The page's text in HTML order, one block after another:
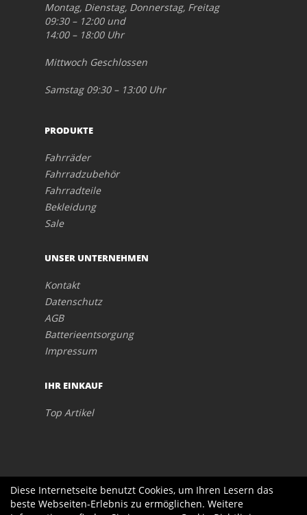
Montag, Dienstag, Donnerstag, Freitag
09:30 – 12:00 und
14:00 – 18:00 Uhr
Mittwoch Geschlossen
Samstag 09:30 – 13:00 Uhr
PRODUKTE
Fahrräder
Fahrradzubehör
Fahrradteile
Bekleidung
Sale
UNSER UNTERNEHMEN
Kontakt
Datenschutz
AGB
Batterieentsorgung
Impressum
IHR EINKAUF
Top Artikel
Diese Internetseite benutzt Cookies, um Ihren Lesern das
beste Webseiten-Erlebnis zu ermöglichen. Weitere